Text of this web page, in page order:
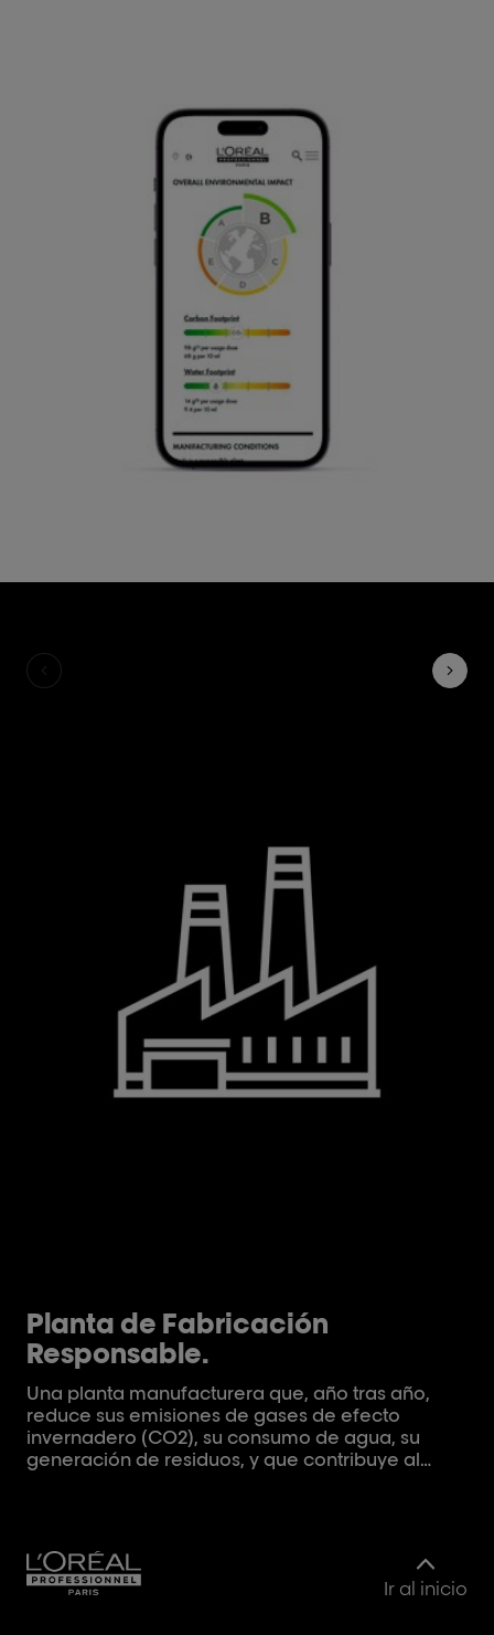
Planta de Fabricación
Responsable.
Una planta manufacturera que, año tras año,
reduce sus emisiones de gases de efecto
invernadero (CO2), su consumo de agua, su
generación de residuos, y que contribuye al
empleados. RECUPERACIÓN DE RESIDUOS Los
residuos de la fabricación se reutilizan, se
reciclan o se transforman en energía
Ir al inicio